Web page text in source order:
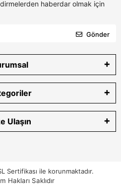
haberdar olmak için
Gönder
Ulaşın
Sertifikası ile korunmaktadır.
Hakları Saklıdır